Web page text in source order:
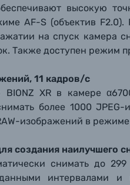
высокую
AF-S (объектив
на спуск камера
Также доступен режим
11 кадров/с
XR в камере
более 1000
изображений в
создания наилучшего
снимать до
интервалами